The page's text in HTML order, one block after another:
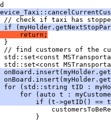
// check if taxi has
if
return;
}
// find customers of the
std::set<const
std::set<const
for (std::string tID :
for (auto t :
if (t->getID() ==
}